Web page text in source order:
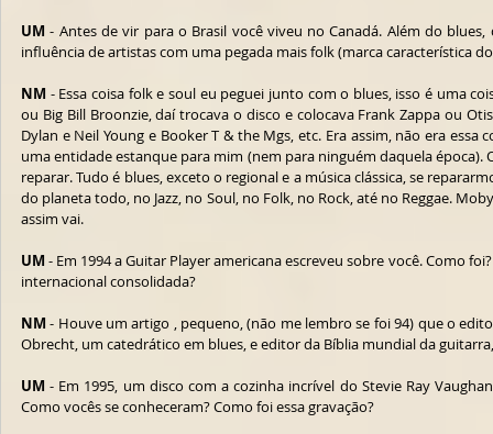
UM - Antes de vir para o Brasil você viveu no Canadá. Além do
influência de artistas com uma pegada mais folk (marca característica
NM - Essa coisa folk e soul eu peguei junto com o blues, isso é uma
ou Big Bill Broonzie, daí trocava o disco e colocava Frank Zappa ou
Dylan e Neil Young e Booker T & the Mgs, etc. Era assim, não era essa
uma entidade estanque para mim (nem para ninguém daquela época).
reparar. Tudo é blues, exceto o regional e a música clássica, se
do planeta todo, no Jazz, no Soul, no Folk, no Rock, até no Reggae.
assim vai.
UM - Em 1994 a Guitar Player americana escreveu sobre você. Como
internacional consolidada?
NM - Houve um artigo , pequeno, (não me lembro se foi 94) que o
Obrecht, um catedrático em blues, e editor da Bíblia mundial da
UM - Em 1995, um disco com a cozinha incrível do Stevie Ray
Como vocês se conheceram? Como foi essa gravação?